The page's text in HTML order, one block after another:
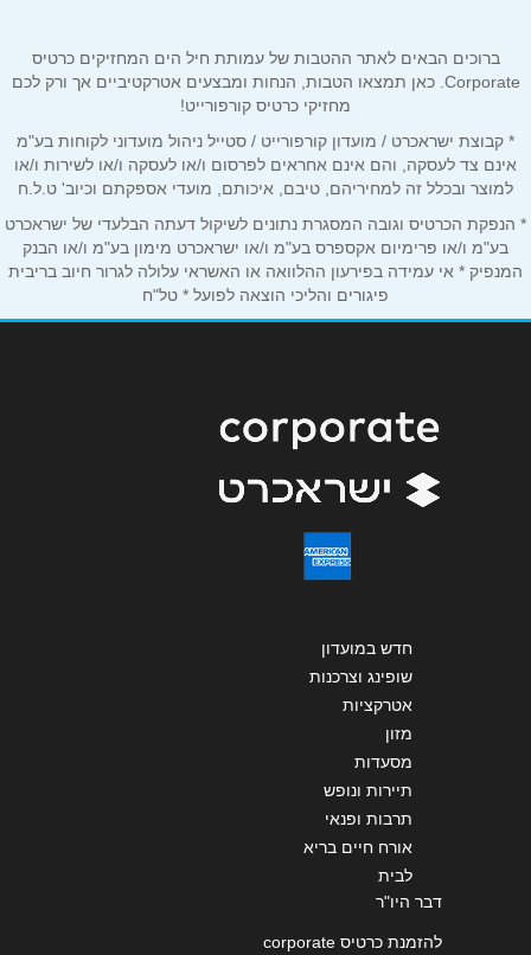
אימייל*
נושא*
אנא חזרו אלי בקשר ל...
הודעה*
שליחה
ברוכים הבאים לאתר ההטבות של עמותת חיל הים המחזיקים כרטיס
Corporate. כאן תמצאו הטבות, הנחות ומבצעים אטרקטיביים אך ורק לכם
מחזיקי כרטיס קורפורייט!
* קבוצת ישראכרט / מועדון קורפורייט / סטייל ניהול מועדוני לקוחות בע"מ
אינם צד לעסקה, והם אינם אחראים לפרסום ו/או לעסקה ו/או לשירות ו/או
למוצר ובכלל זה למחיריהם, טיבם, איכותם, מועדי אספקתם וכיוב' ט.ל.ח
* הנפקת הכרטיס וגובה המסגרת נתונים לשיקול דעתה הבלעדי של ישראכרט
בע"מ ו/או פרימיום אקספרס בע"מ ו/או ישראכרט מימון בע"מ ו/או הבנק
המנפיק * אי עמידה בפירעון ההלוואה או האשראי עלולה לגרור חיוב בריבית
פיגורים והליכי הוצאה לפועל * טל"ח
חדש במועדון
שופינג וצרכנות
אטרקציות
מזון
מסעדות
תיירות ונופש
תרבות ופנאי
אורח חיים בריא
לבית
דבר היו"ר
להזמנת כרטיס corporate